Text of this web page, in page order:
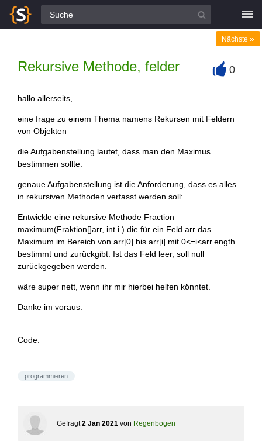
Alle Fragen
Rekursive Methode, felder
Nächste »
0
hallo allerseits,
eine frage zu einem Thema namens Rekursen mit Feldern
von Objekten
die Aufgabenstellung lautet, dass man den Maximus
bestimmen sollte.
genaue Aufgabenstellung ist die Anforderung, dass es alles
in rekursiven Methoden verfasst werden soll:
Entwickle eine rekursive Methode Fraction
maximum(Fraktion[]arr, int i ) die für ein Feld arr das
Maximum im Bereich von arr[0] bis arr[i] mit 0<=i<arr.ength
bestimmt und zurückgibt. Ist das Feld leer, soll null
zurückgegeben werden.
wäre super nett, wenn ihr mir hierbei helfen könntet.
Danke im voraus.
Code:
programmieren
Gefragt 2 Jan 2021 von Regenbogen